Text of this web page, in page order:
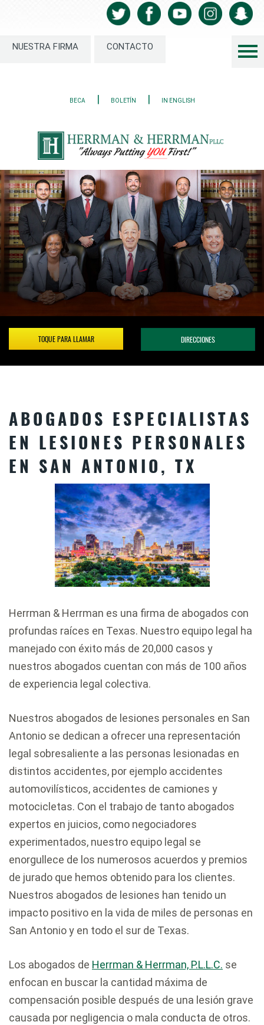
NUESTRA FIRMA CONTACTO
BECA | BOLETÍN | IN ENGLISH
TOQUE PARA LLAMAR DIRECCIONES
ABOGADOS ESPECIALISTAS
EN LESIONES PERSONALES
EN SAN ANTONIO, TX
Herrman & Herrman es una firma de abogados con
profundas raíces en Texas. Nuestro equipo legal ha
manejado con éxito más de 20,000 casos y
nuestros abogados cuentan con más de 100 años
de experiencia legal colectiva.
Nuestros abogados de lesiones personales en San
Antonio se dedican a ofrecer una representación
legal sobresaliente a las personas lesionadas en
distintos accidentes, por ejemplo accidentes
automovilísticos, accidentes de camiones y
motocicletas. Con el trabajo de tanto abogados
expertos en juicios, como negociadores
experimentados, nuestro equipo legal se
enorgullece de los numerosos acuerdos y premios
de jurado que hemos obtenido para los clientes.
Nuestros abogados de lesiones han tenido un
impacto positivo en la vida de miles de personas en
San Antonio y en todo el sur de Texas.
Los abogados de Herrman & Herrman, P.L.L.C. se
enfocan en buscar la cantidad máxima de
compensación posible después de una lesión grave
causada por negligencia o mala conducta de otros.